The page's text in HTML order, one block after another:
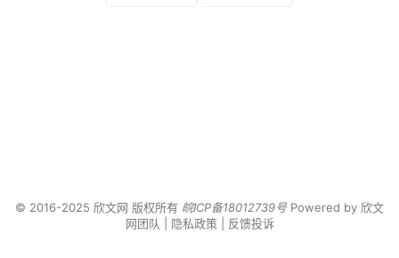
© 2016-2025 欣文网 版权所有 皖ICP备18012739号Powered by 欣文
网团队
隐私政策| 反馈投诉